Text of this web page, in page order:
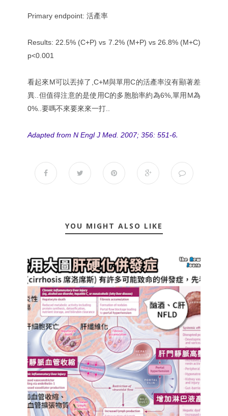
Primary endpoint: 活產率
Results: 22.5% (C+P) vs 7.2% (M+P) vs 26.8% (M+C)
p<0.001
看起來M可以丟掉了,C+M與單用C的活產率沒有顯著差
異..但值得注意的是使用C的多胞胎率約為6%,單用M為
0%..要嗎不來要來來一打..
Adapted from N Engl J Med. 2007; 356: 551-6.
YOU MIGHT ALSO LIKE